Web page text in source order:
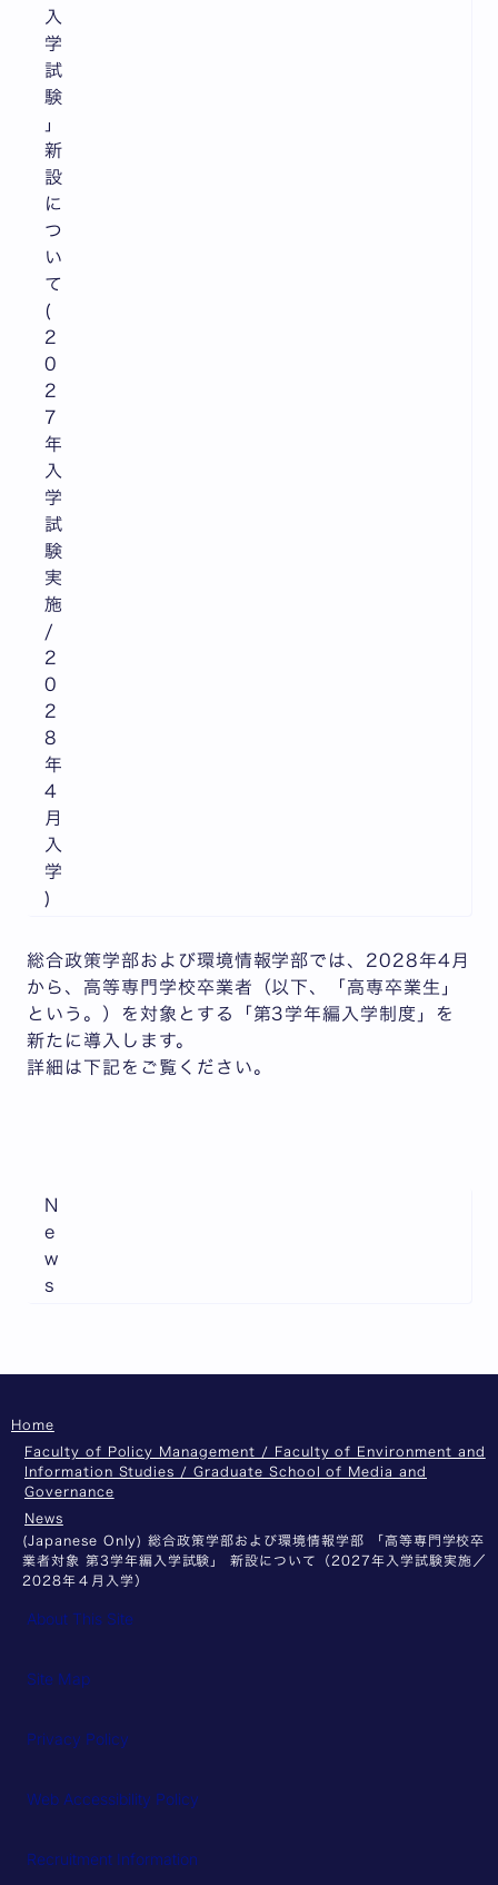
入
学
試
験
」
新
設
に
つ
い
て
(
2
0
2
7
年
入
学
試
験
実
施
/
2
0
2
8
年
4
月
入
学
)
総合政策学部および環境情報学部では、2028年4月
から、高等専門学校卒業者（以下、「高専卒業生」
という。）を対象とする「第3学年編入学制度」を
新たに導入します。
詳細は下記をご覧ください。
N
e
w
s
Home
Faculty of Policy Management / Faculty of Environment and
Information Studies / Graduate School of Media and
Governance
News
(Japanese Only) 総合政策学部および環境情報学部 「高等専門学校卒
業者対象 第3学年編入学試験」 新設について（2027年入学試験実施／
2028年４月入学）
About This Site
Site Map
Privacy Policy
Web Accessibility Policy
Recruitment Information